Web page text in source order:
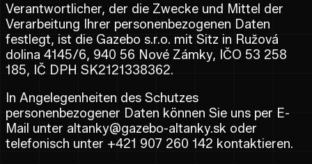
Verantwortlicher, der die Zwecke und Mittel der
Verarbeitung Ihrer personenbezogenen Daten
festlegt, ist die Gazebo s.r.o. mit Sitz in Ružová
dolina 4145/6, 940 56 Nové Zámky, IČO 53 258
185, IČ DPH SK2121338362.
In Angelegenheiten des Schutzes
personenbezogener Daten können Sie uns per E-
Mail unter altanky@gazebo-altanky.sk oder
telefonisch unter +421 907 260 142 kontaktieren.